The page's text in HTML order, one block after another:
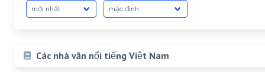
Các nhà văn nổi tiếng Việt Nam